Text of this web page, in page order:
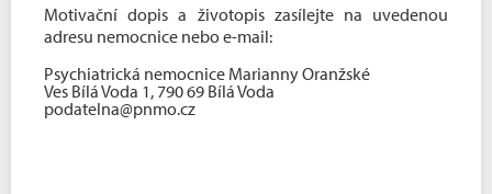
Motivační dopis a životopis zasílejte na uvedenou
adresu nemocnice nebo e-mail:
Psychiatrická nemocnice Marianny Oranžské
Ves Bílá Voda 1, 790 69 Bílá Voda
podatelna@pnmo.cz